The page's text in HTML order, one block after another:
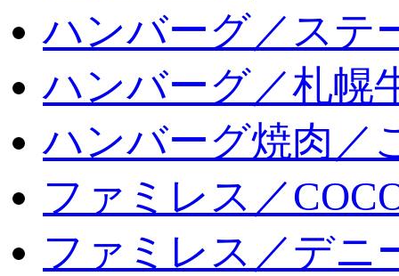
ハンバーグ／ステ
ハンバーグ／札幌
ハンバーグ焼肉／
ファミレス／
ファミレス／デニ